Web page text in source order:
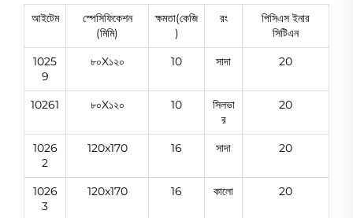
আইটেম
স্পেসিফিকেশন
(মিমি)
ক্ষমতা(কেজি
)
রং
পিসিএস ইনার
সিটিএন
1025
9
৮০X১২০ 10 সাদা 20
10261 ৮০X১২০ 10
সিলভা
র
20
1026
2
120x170 16 সাদা 20
1026
3
120x170 16 কালো 20